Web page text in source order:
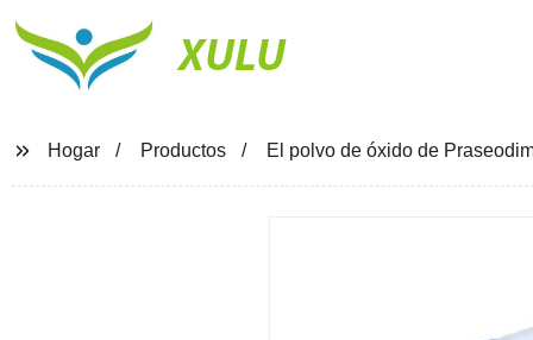
XULU
Hogar Productos El polvo de óxido de